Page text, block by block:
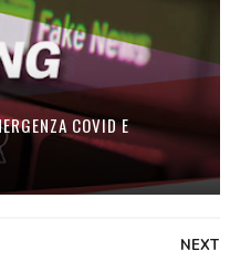
COVID E
NEXT